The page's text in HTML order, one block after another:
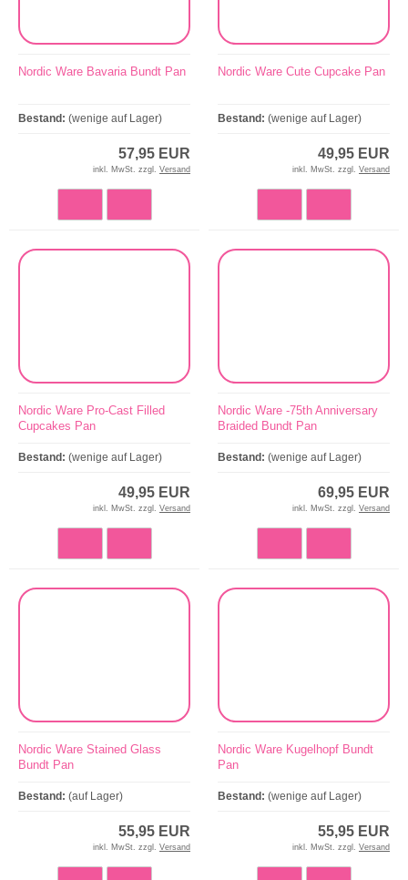
Nordic Ware Bavaria Bundt Pan
Bestand: (wenige auf Lager)
57,95 EUR
inkl. MwSt. zzgl. Versand
Nordic Ware Cute Cupcake Pan
Bestand: (wenige auf Lager)
49,95 EUR
inkl. MwSt. zzgl. Versand
Nordic Ware Pro-Cast Filled
Cupcakes Pan
Bestand: (wenige auf Lager)
49,95 EUR
inkl. MwSt. zzgl. Versand
Nordic Ware -75th Anniversary
Braided Bundt Pan
Bestand: (wenige auf Lager)
69,95 EUR
inkl. MwSt. zzgl. Versand
Nordic Ware Stained Glass
Bundt Pan
Bestand: (auf Lager)
55,95 EUR
inkl. MwSt. zzgl. Versand
Nordic Ware Kugelhopf Bundt
Pan
Bestand: (wenige auf Lager)
55,95 EUR
inkl. MwSt. zzgl. Versand